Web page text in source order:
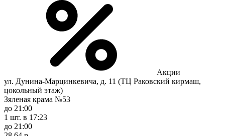
Акции
ул. Дунина-Марцинкевича, д. 11 (ТЦ Раковский кирмаш,
цокольный этаж)
Зяленая крама №53
до 21:00
1 шт. в 17:23
до 21:00